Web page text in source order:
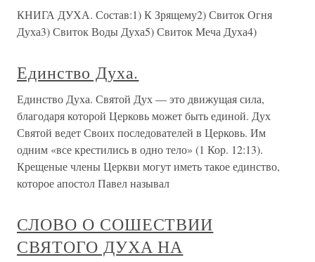
КНИГА ДУХА. Состав:1) К Зрящему2) Свиток Огня
Духа3) Свиток Воды Духа5) Свиток Меча Духа4)
Единство Духа.
Единство Духа. Святой Дух — это движущая сила,
благодаря которой Церковь может быть единой. Дух
Святой ведет Своих последователей в Церковь. Им
одним «все крестились в одно тело» (1 Кор. 12:13).
Крещеные члены Церкви могут иметь такое единство,
которое апостол Павел называл
СЛОВО О СОШЕСТВИИ
СВЯТОГО ДУХА НА